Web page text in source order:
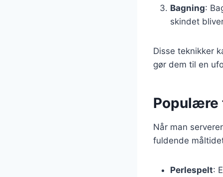
Bagning:
skindet
Disse teknikker
gør dem til en
Populære
Når man
fuldende
Perlespelt: